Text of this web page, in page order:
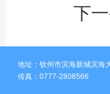
下
地址：钦州市滨海新城滨海
传真：0777-2808566